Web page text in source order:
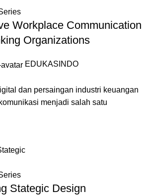
Workplace Communication
Organizations
EDUKASINDO
dan persaingan industri keuangan
menjadi salah satu
Stategic Design